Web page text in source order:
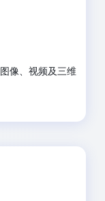
像、视频及三维